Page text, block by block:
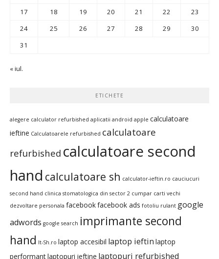
17
18 19 20 21 22
23
24
25 26 27 28 29
30
31
« iul.
ETICHETE
alegere calculator refurbished aplicatii android apple calculatoare
ieftine Calculatoarele refurbished calculatoare
refurbished calculatoare second
hand calculatoare sh calculator-ieftin.ro cauciucuri
second hand clinica stomatologica din sector 2 cumpar carti vechi
dezvoltare personala facebookfacebook ads fotoliu rulant google
adwords google search imprimante second
hand It-Sh.ro laptop accesibil laptop ieftin laptop
performantlaptopuri ieftine laptopuri refurbished